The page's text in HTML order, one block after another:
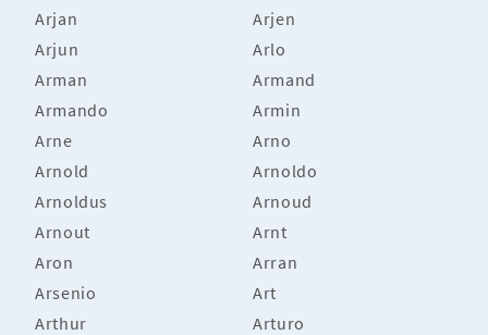
Arjan
Arjen
Arjun
Arlo
Arman
Armand
Armando
Armin
Arne
Arno
Arnold
Arnoldo
Arnoldus
Arnoud
Arnout
Arnt
Aron
Arran
Arsenio
Art
Arthur
Arturo